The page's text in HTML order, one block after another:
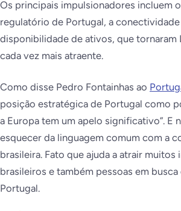
Os principais impulsionadores incluem
regulatório de Portugal, a
disponibilidade de ativos, que tornaram
cada vez mais atraente.
Como disse Pedro Fontainhas ao
posição estratégica de Portugal como
a Europa tem um apelo significativo”. E
esquecer da linguagem comum com a
brasileira. Fato que ajuda a atrair muitos
brasileiros e também pessoas em
Portugal.